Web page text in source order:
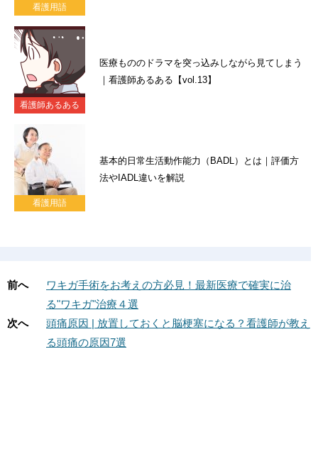
看護用語
看護師あるある
医療もののドラマを突っ込みしながら見てしまう
｜看護師あるある【vol.13】
看護用語
基本的日常生活動作能力（BADL）とは｜評価方
法やIADL違いを解説
前へ
ワキガ手術をお考えの方必見！最新医療で確実に治
る"ワキガ"治療４選
次へ
頭痛原因 | 放置しておくと脳梗塞になる？看護師が教え
る頭痛の原因7選